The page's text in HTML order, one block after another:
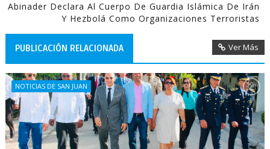
Abinader Declara Al Cuerpo De Guardia Islámica De Irán
Y Hezbolá Como Organizaciones Terroristas
PUBLICACIÓN RELACIONADA Ver Más
NOTICIAS DE SAN JUAN